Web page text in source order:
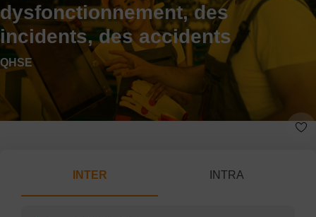
dysfonctionnement, des
incidents, des accidents
QHSE
INTER INTRA